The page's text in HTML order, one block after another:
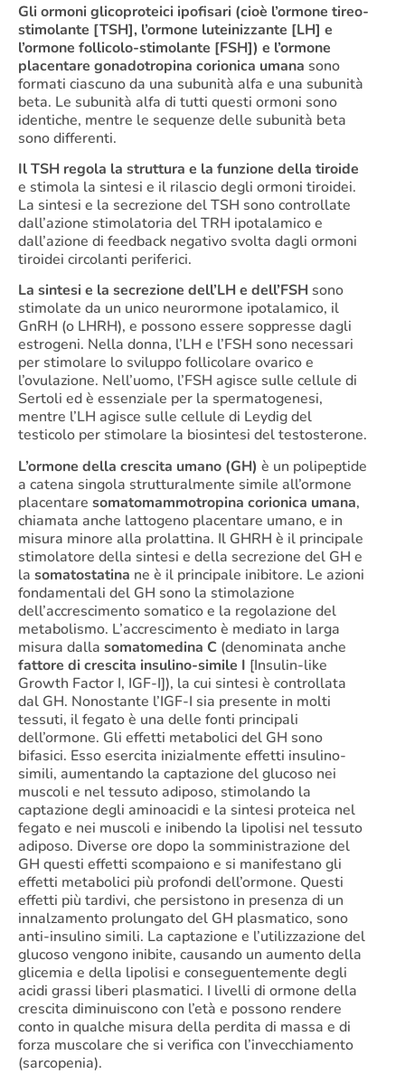
Gli ormoni glicoproteici ipofisari (cioè l’ormone tireo-
stimolante [TSH], l’ormone luteinizzante [LH] e
l’ormone follicolo-stimolante [FSH]) e l’ormone
placentare gonadotropina corionica umana sono
formati ciascuno da una subunità alfa e una subunità
beta. Le subunità alfa di tutti questi ormoni sono
identiche, mentre le sequenze delle subunità beta
sono differenti.
Il TSH regola la struttura e la funzione della tiroide
e stimola la sintesi e il rilascio degli ormoni tiroidei.
La sintesi e la secrezione del TSH sono controllate
dall’azione stimolatoria del TRH ipotalamico e
dall’azione di feedback negativo svolta dagli ormoni
tiroidei circolanti periferici.
La sintesi e la secrezione dell’LH e dell’FSH sono
stimolate da un unico neurormone ipotalamico, il
GnRH (o LHRH), e possono essere soppresse dagli
estrogeni. Nella donna, l’LH e l’FSH sono necessari
per stimolare lo sviluppo follicolare ovarico e
l’ovulazione. Nell’uomo, l’FSH agisce sulle cellule di
Sertoli ed è essenziale per la spermatogenesi,
mentre l’LH agisce sulle cellule di Leydig del
testicolo per stimolare la biosintesi del testosterone.
L’ormone della crescita umano (GH) è un polipeptide
a catena singola strutturalmente simile all’ormone
placentare somatomammotropina corionica umana,
chiamata anche lattogeno placentare umano, e in
misura minore alla prolattina. Il GHRH è il principale
stimolatore della sintesi e della secrezione del GH e
la somatostatina ne è il principale inibitore. Le azioni
fondamentali del GH sono la stimolazione
dell’accrescimento somatico e la regolazione del
metabolismo. L’accrescimento è mediato in larga
misura dalla somatomedina C (denominata anche
fattore di crescita insulino-simile I [Insulin-like
Growth Factor I, IGF-I]), la cui sintesi è controllata
dal GH. Nonostante l’IGF-I sia presente in molti
tessuti, il fegato è una delle fonti principali
dell’ormone. Gli effetti metabolici del GH sono
bifasici. Esso esercita inizialmente effetti insulino-
simili, aumentando la captazione del glucoso nei
muscoli e nel tessuto adiposo, stimolando la
captazione degli aminoacidi e la sintesi proteica nel
fegato e nei muscoli e inibendo la lipolisi nel tessuto
adiposo. Diverse ore dopo la somministrazione del
GH questi effetti scompaiono e si manifestano gli
effetti metabolici più profondi dell’ormone. Questi
effetti più tardivi, che persistono in presenza di un
innalzamento prolungato del GH plasmatico, sono
anti-insulino simili. La captazione e l’utilizzazione del
glucoso vengono inibite, causando un aumento della
glicemia e della lipolisi e conseguentemente degli
acidi grassi liberi plasmatici. I livelli di ormone della
crescita diminuiscono con l’età e possono rendere
conto in qualche misura della perdita di massa e di
forza muscolare che si verifica con l’invecchiamento
(sarcopenia).